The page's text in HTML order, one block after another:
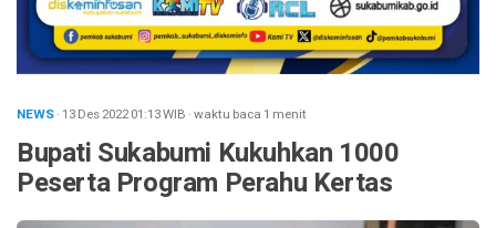
NEWS· 13 Des 202201:13WIB ·waktu baca 1 menit
Bupati Sukabumi Kukuhkan 1000
Peserta Program Perahu Kertas